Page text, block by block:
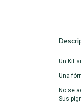
Un Kit
Una
No se
Sus